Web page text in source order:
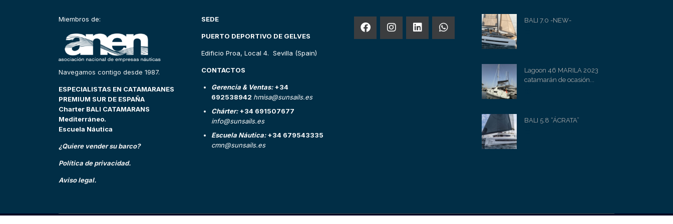
Miembros de:
Navegamos contigo desde 1987.
ESPECIALISTAS EN CATAMARANES
PREMIUM SUR DE ESPAÑA
Charter BALI CATAMARANS
Mediterráneo.
Escuela Náutica
¿Quiere vender su barco?
Política de privacidad.
Aviso legal.
SEDE
PUERTO DEPORTIVO DE GELVES
Edificio Proa, Local 4. Sevilla (Spain)
CONTACTOS
Gerencia & Ventas:+34
692538942 hmisa@sunsails.es
Chárter:+34 691507677
info@sunsails.es
Escuela Náutica:+34 679543335
cmn@sunsails.es
BALI 7.0 -NEW-
Lagoon 46 MARILA 2023
catamarán de ocasión...
BALI 5.8 “ÁCRATA”